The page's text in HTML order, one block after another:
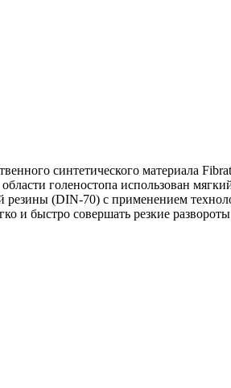
синтетического материала
голеностопа использован
(DIN-70) с применением
и быстро совершать резкие